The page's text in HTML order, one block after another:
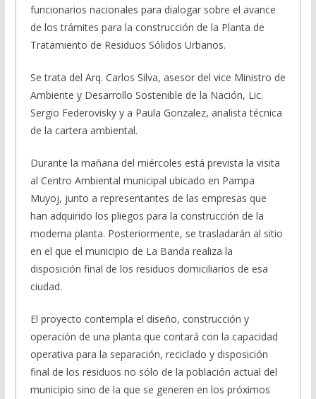
funcionarios nacionales para dialogar sobre el avance
de los trámites para la construcción de la Planta de
Tratamiento de Residuos Sólidos Urbanos.
Se trata del Arq. Carlos Silva, asesor del vice Ministro de
Ambiente y Desarrollo Sostenible de la Nación, Lic.
Sergio Federovisky y a Paula Gonzalez, analista técnica
de la cartera ambiental.
Durante la mañana del miércoles está prevista la visita
al Centro Ambiental municipal ubicado en Pampa
Muyoj, junto a representantes de las empresas que
han adquirido los pliegos para la construcción de la
moderna planta. Posteriormente, se trasladarán al sitio
en el que el municipio de La Banda realiza la
disposición final de los residuos domiciliarios de esa
ciudad.
El proyecto contempla el diseño, construcción y
operación de una planta que contará con la capacidad
operativa para la separación, reciclado y disposición
final de los residuos no sólo de la población actual del
municipio sino de la que se generen en los próximos